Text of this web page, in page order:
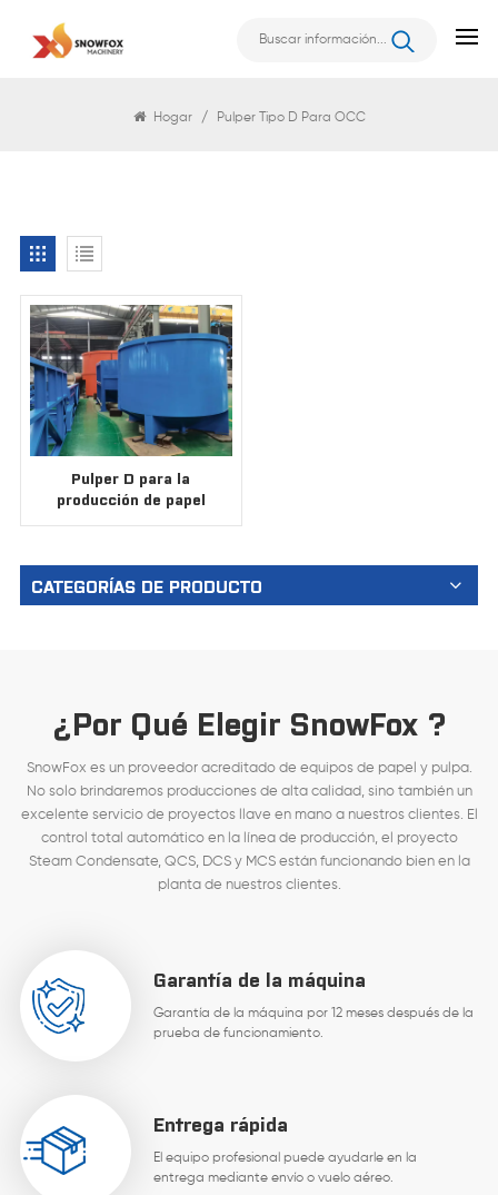
Hogar / Pulper Tipo D Para OCC
Pulper D para la
producción de papel
CATEGORÍAS DE PRODUCTO
¿Por Qué Elegir SnowFox ?
SnowFox es un proveedor acreditado de equipos de papel y pulpa.
No solo brindaremos producciones de alta calidad, sino también un
excelente servicio de proyectos llave en mano a nuestros clientes. El
control total automático en la línea de producción, el proyecto
Steam Condensate, QCS, DCS y MCS están funcionando bien en la
planta de nuestros clientes.
Garantía de la máquina
Garantía de la máquina por 12 meses después de la
prueba de funcionamiento.
Entrega rápida
El equipo profesional puede ayudarle en la
entrega mediante envío o vuelo aéreo.